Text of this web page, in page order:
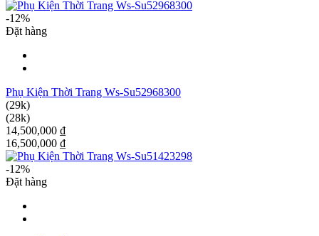
-12%
Đặt hàng
Phụ Kiện Thời Trang Ws-Su52968300
(29k)
(28k)
14,500,000 ₫
16,500,000 ₫
-12%
Đặt hàng